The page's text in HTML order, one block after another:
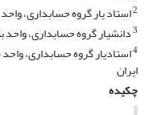
2استاد یار گروه حسابداری،
3دانشیار گروه حسابداری، واحد
4استادیار گروه حسابداری،
ایران
چکیده